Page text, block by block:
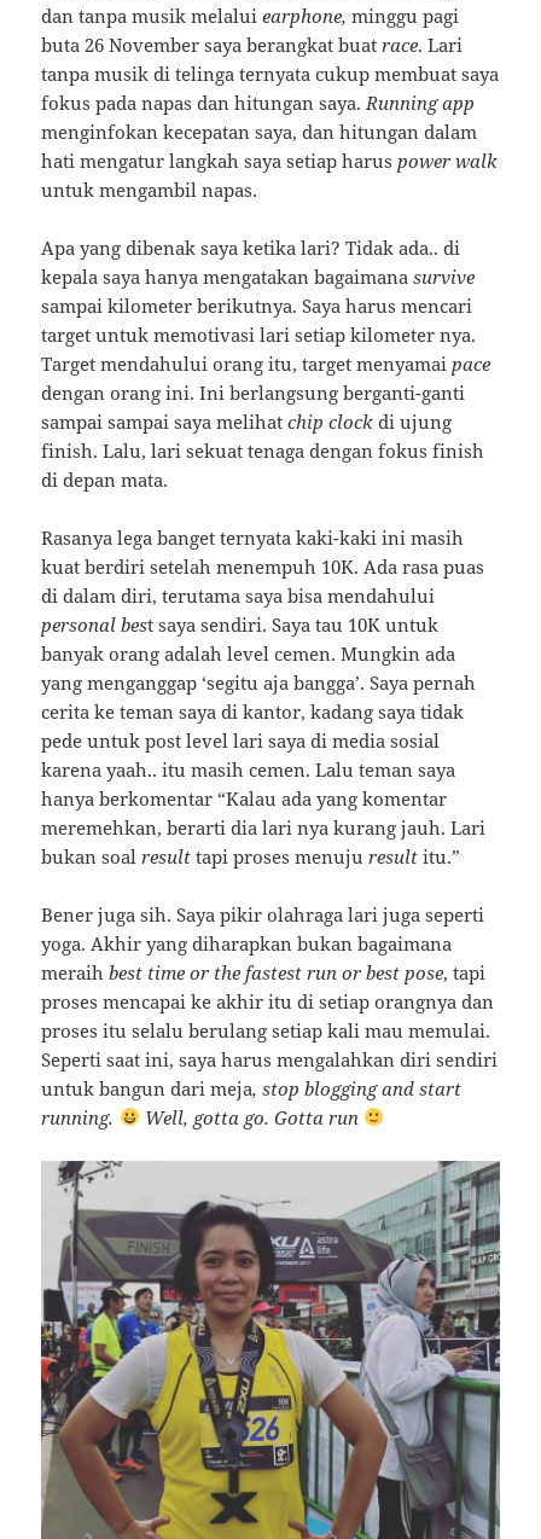
dan tanpa musik melaluiearphone, minggu pagi
buta 26 November saya berangkat buatrace. Lari
tanpa musik di telinga ternyata cukup membuat saya
fokus pada napas dan hitungan saya. Running app
menginfokan kecepatan saya, dan hitungan dalam
hati mengatur langkah saya setiap harus power walk
untuk mengambil napas.
Apa yang dibenak saya ketika lari? Tidak ada.. di
kepala saya hanya mengatakan bagaimanasurvive
sampai kilometer berikutnya. Saya harus mencari
target untuk memotivasi lari setiap kilometer nya.
Target mendahului orang itu, target menyamai pace
dengan orang ini. Ini berlangsung berganti-ganti
sampai sampai saya melihatchip clock di ujung
finish. Lalu, lari sekuat tenaga dengan fokus finish
di depan mata.
Rasanya lega banget ternyata kaki-kaki ini masih
kuat berdiri setelah menempuh 10K. Ada rasa puas
di dalam diri, terutama saya bisa mendahului
personal best saya sendiri. Saya tau 10K untuk
banyak orang adalah level cemen. Mungkin ada
yang menganggap ‘segitu aja bangga’. Saya pernah
cerita ke teman saya di kantor, kadang saya tidak
pede untuk post level lari saya di media sosial
karena yaah.. itu masih cemen. Lalu teman saya
hanya berkomentar “Kalau ada yang komentar
meremehkan, berarti dia lari nya kurang jauh. Lari
bukan soalresult tapi proses menujuresult itu.”
Bener juga sih. Saya pikir olahraga lari juga seperti
yoga. Akhir yang diharapkan bukan bagaimana
meraih best time or the fastest run or best pose, tapi
proses mencapai ke akhir itu di setiap orangnya dan
proses itu selalu berulang setiap kali mau memulai.
Seperti saat ini, saya harus mengalahkan diri sendiri
untuk bangun dari meja, stop blogging and start
running.
Well, gotta go. Gotta run